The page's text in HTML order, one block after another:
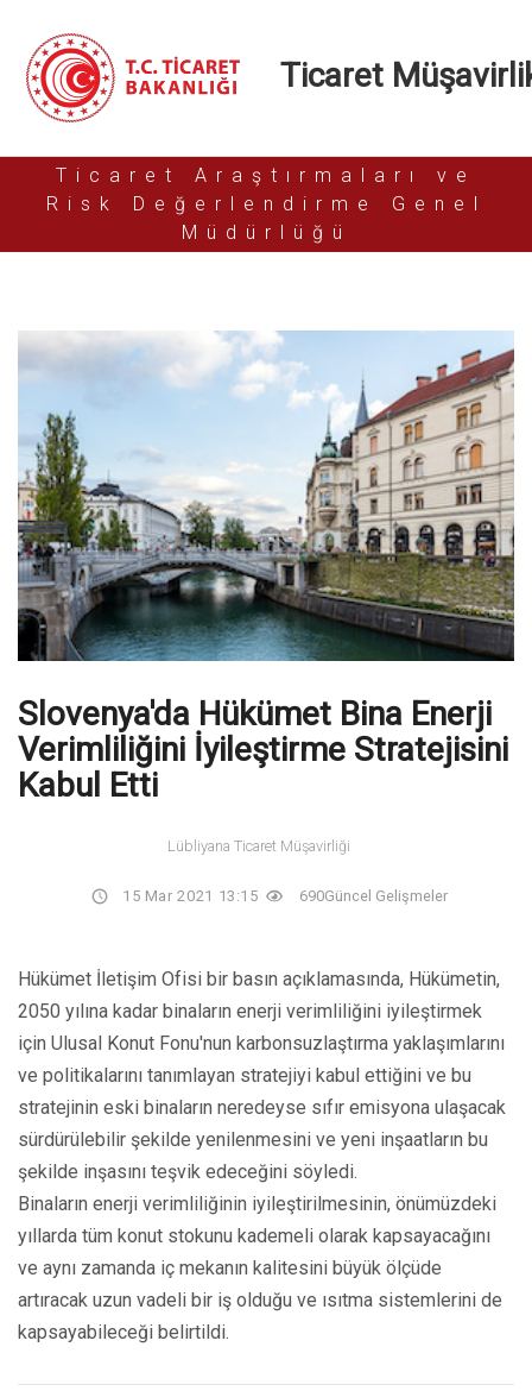
Ticaret
Ticaret Araştırmaları ve
Risk Değerlendirme Genel
Müdürlüğü
Slovenya'da Hükümet Bina Enerji
Verimliliğini İyileştirme Stratejisini
Kabul Etti
Lübliyana Ticaret Müşavirliği
15 Mar 2021 13:15 690Güncel Gelişmeler
Hükümet İletişim Ofisi bir basın açıklamasında, Hükümetin,
2050 yılına kadar binaların enerji verimliliğini iyileştirmek
için Ulusal Konut Fonu'nun karbonsuzlaştırma yaklaşımlarını
ve politikalarını tanımlayan stratejiyi kabul ettiğini ve bu
stratejinin eski binaların neredeyse sıfır emisyona ulaşacak
sürdürülebilir şekilde yenilenmesini ve yeni inşaatların bu
şekilde inşasını teşvik edeceğini söyledi.
Binaların enerji verimliliğinin iyileştirilmesinin, önümüzdeki
yıllarda tüm konut stokunu kademeli olarak kapsayacağını
ve aynı zamanda iç mekanın kalitesini büyük ölçüde
artıracak uzun vadeli bir iş olduğu ve ısıtma sistemlerini de
kapsayabileceği belirtildi.